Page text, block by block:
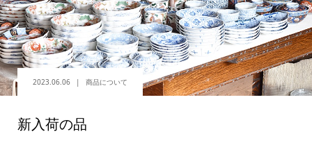
2023.06.06 商品について
新入荷の品